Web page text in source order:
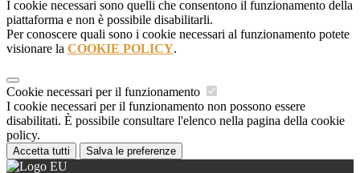
I cookie necessari sono quelli che consentono il funzionamento della
piattaforma e non è possibile disabilitarli.
Per conoscere quali sono i cookie necessari al funzionamento potete
visionare la COOKIE POLICY.
Cookie necessari per il funzionamento
I cookie necessari per il funzionamento non possono essere
disabilitati. È possibile consultare l'elenco nella pagina della cookie
policy.
Accetta tutti Salva le preferenze